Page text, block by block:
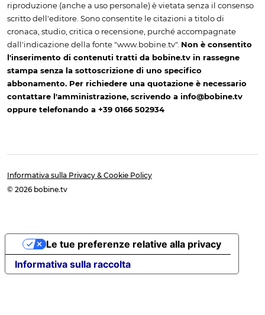
riproduzione (anche a uso personale) è vietata senza il consenso
scritto dell'editore. Sono consentite le citazioni a titolo di
cronaca, studio, critica o recensione, purché accompagnate
dall'indicazione della fonte "www.bobine.tv". Non è consentito
l'inserimento di contenuti tratti da bobine.tv in rassegne
stampa senza la sottoscrizione di uno specifico
abbonamento. Per richiedere una quotazione è necessario
contattare l'amministrazione, scrivendo a info@bobine.tv
oppure telefonando a +39 0166 502934
Informativa sulla Privacy & Cookie Policy
© 2026 bobine.tv
Informativa sulla raccolta
Le tue preferenze relative alla privacy